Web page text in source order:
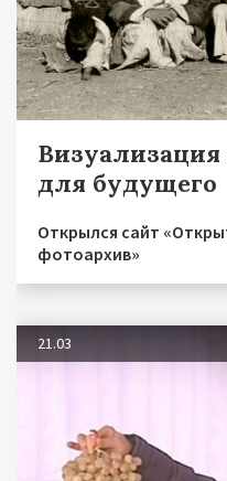
для будущего
Открылся сайт
фотоархив»
21.03